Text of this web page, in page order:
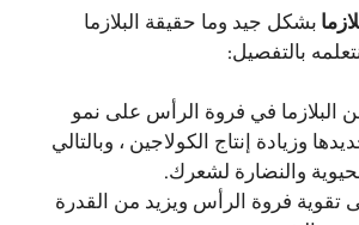
بشكل جيد وما حقيقة البلازما
بالتفصيل:
البلازما في فروة الرأس على نمو
وزيادة إنتاج الكولاجين ، وبالتالي
والنضارة لشعرك.
تقوية فروة الرأس ويزيد من القدرة